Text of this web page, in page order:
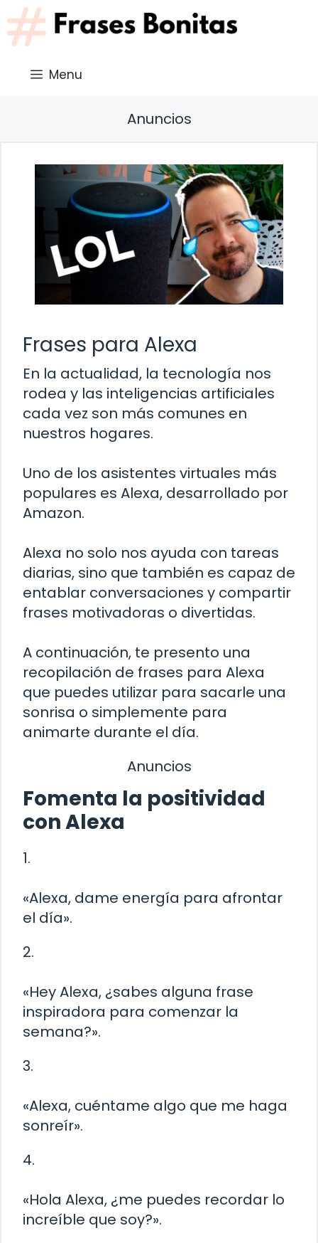
Saltar
al
contenido
Menu
Anuncios
Frases para Alexa
En la actualidad, la tecnología nos
rodea y las inteligencias artificiales
cada vez son más comunes en
nuestros hogares.
Uno de los asistentes virtuales más
populares es Alexa, desarrollado por
Amazon.
Alexa no solo nos ayuda con tareas
diarias, sino que también es capaz de
entablar conversaciones y compartir
frases motivadoras o divertidas.
A continuación, te presento una
recopilación de frases para Alexa
que puedes utilizar para sacarle una
sonrisa o simplemente para
animarte durante el día.
Anuncios
Fomenta la positividad
con Alexa
1.
«Alexa, dame energía para afrontar
el día».
2.
«Hey Alexa, ¿sabes alguna frase
inspiradora para comenzar la
semana?».
3.
«Alexa, cuéntame algo que me haga
sonreír».
4.
«Hola Alexa, ¿me puedes recordar lo
increíble que soy?».